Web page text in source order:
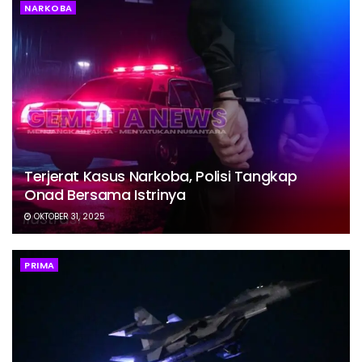
NARKOBA
Terjerat Kasus Narkoba, Polisi Tangkap
Onad Bersama Istrinya
OKTOBER 31, 2025
PRIMA